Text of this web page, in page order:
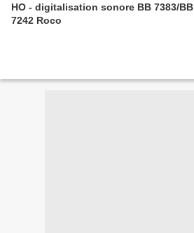
HO - digitalisation sonore BB 7383/BB
7242 Roco